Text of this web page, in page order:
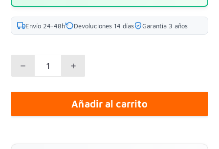
Envío 24-48h Devoluciones 14 días Garantía 3 años
Añadir al carrito